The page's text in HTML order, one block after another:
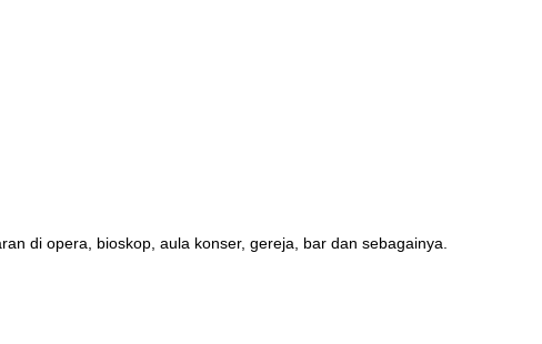
di opera, bioskop, aula konser, gereja, bar dan sebagainya.